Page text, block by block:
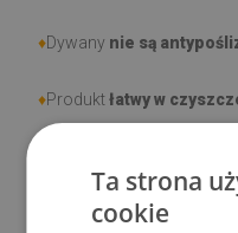
♦Dywany nie są
♦Produktłatwy w
użytkowaniu wynikające z
podlegają reklamacjom.
Ta strona
cookie